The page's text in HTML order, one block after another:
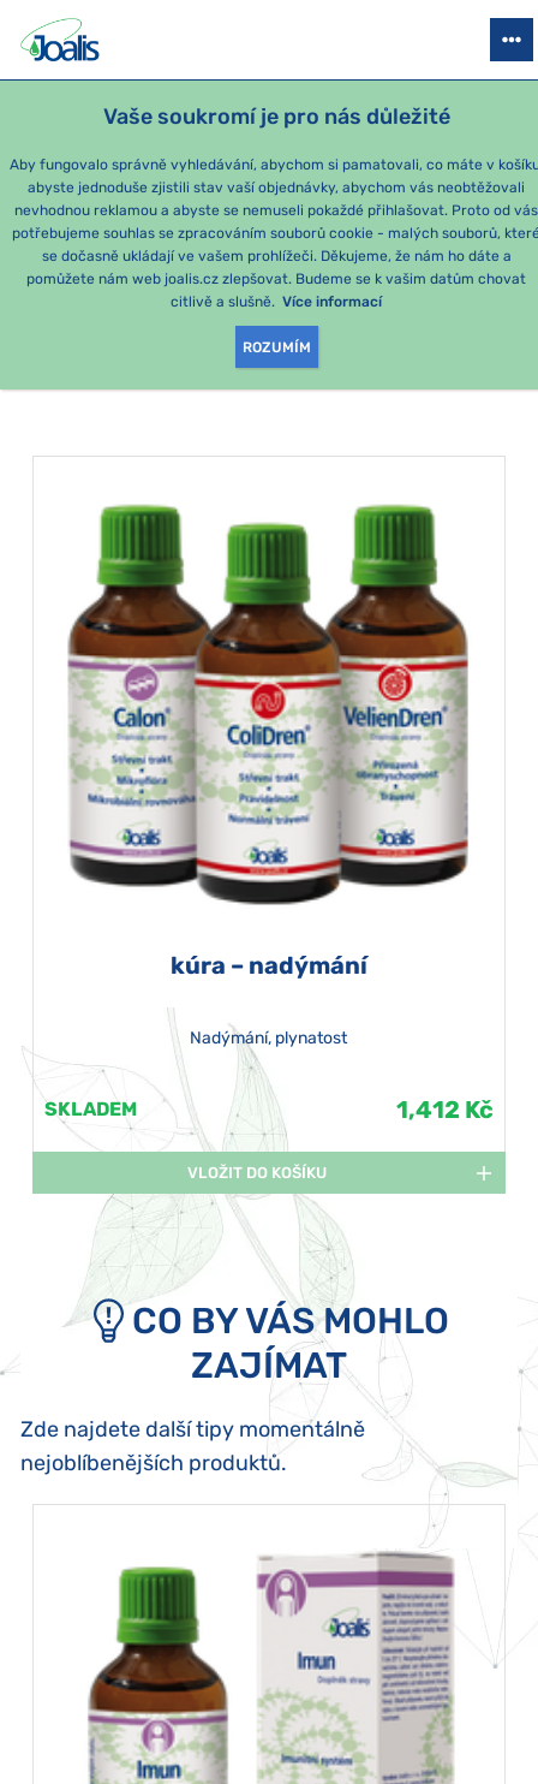
Vaše soukromí je pro nás důležité
Aby fungovalo správně vyhledávání, abychom si pamatovali, co máte v
abyste jednoduše zjistili stav vaší objednávky, abychom vás neobtěžovali
nevhodnou reklamou a abyste se nemuseli pokaždé přihlašovat. Proto od vás
potřebujeme souhlas se zpracováním souborů cookie - malých souborů,
se dočasně ukládají ve vašem prohlížeči. Děkujeme, že nám ho dáte a
pomůžete nám web joalis.cz zlepšovat. Budeme se k vašim datům chovat
citlivě a slušně. Více informací
ROZUMÍM
PRODUKTY PODLE OBTÍŽÍ SEZÓNNÍ BALÍČKY PRO DĚTI
Nadýmání
PRODUKTY PODLE
KATEGORIE:
kúra – nadýmání
Nadýmání, plynatost
SKLADEM 1,412 Kč
VLOŽIT DO KOŠÍKU
CO BY VÁS MOHLO
ZAJÍMAT
Zde najdete další tipy momentálně
nejoblíbenějších produktů.